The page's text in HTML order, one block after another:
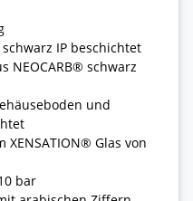
IP beschichtet
NEOCARB® schwarz
und
XENSATION® Glas von
bar